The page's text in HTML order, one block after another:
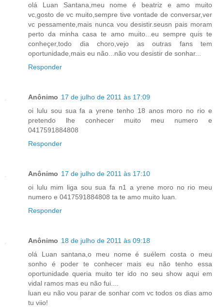
olá Luan Santana,meu nome é beatriz e amo muito
vc,gosto de vc muito,sempre tive vontade de conversar,ver
vc pessamente,mais nunca vou desistir.seusn pais moram
perto da minha casa te amo muito...eu sempre quis te
conheçer,todo dia choro,vejo as outras fans tem
oportunidade,mais eu não...não vou desistir de sonhar...
Responder
Anônimo 17 de julho de 2011 às 17:09
oi lulu sou sua fa a yrene tenho 18 anos moro no rio e
pretendo lhe conhecer muito meu numero e
0417591884808
Responder
Anônimo 17 de julho de 2011 às 17:10
oi lulu mim liga sou sua fa n1 a yrene moro no rio meu
numero e 0417591884808 ta te amo muito luan.
Responder
Anônimo 18 de julho de 2011 às 09:18
olá Luan santana,o meu nome é suélem costa o meu
sonho é poder te conhecer mais eu não tenho essa
oportunidade queria muito ter ido no seu show aqui em
vidal ramos mas eu não fui....
luan eu não vou parar de sonhar com vc todos os dias amo
tu viio!